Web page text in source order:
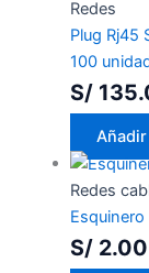
Redes
Plug Rj45
100
S/
Redes
S/2.00